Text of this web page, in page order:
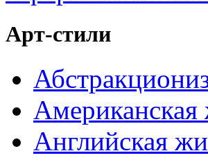
Арт-стили
Английская